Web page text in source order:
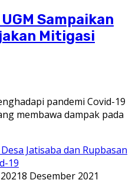
Sampaikan
Mitigasi
pandemi Covid-19
membawa dampak pada
8 Desember 2021